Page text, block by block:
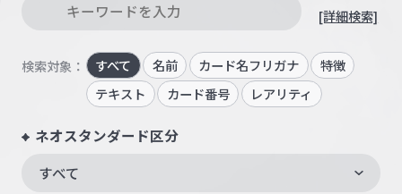
[詳細検索]
検索対象： すべて 名前 カード名フリガナ
特徴
テキスト
カード番号 レアリティ
ネオスタンダード区分
すべて